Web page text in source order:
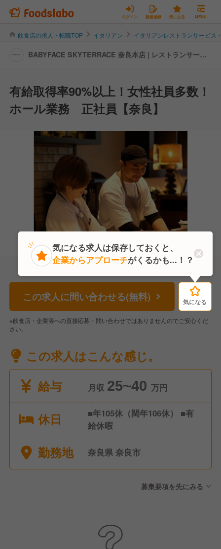
ログイン 新規登録 気になる MENU
飲食店の求人・転職TOP イタリアン イタリアンレストランサービス
BABYFACE SKYTERRACE 奈良本店 | レストランサービ
有給取得率90%以上！女性社員多数！
ホール業務 正社員【奈良】
この求人に問い合わせる(無料) 気になる
※飲食店・企業等への直接応募・問い合わせではありませんのでご安心くだ
さい。
この求人はこんな感じ。
給与
月収 25~40 万円
休日
■年105休（閏年106休） ■有
給休暇
勤務地 奈良県 奈良市
募集要項を先にみる
気になる
気になる求人は保存しておくと、
企業からアプローチがくるかも...！？